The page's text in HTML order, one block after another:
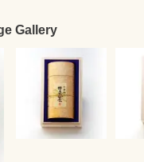
Gallery